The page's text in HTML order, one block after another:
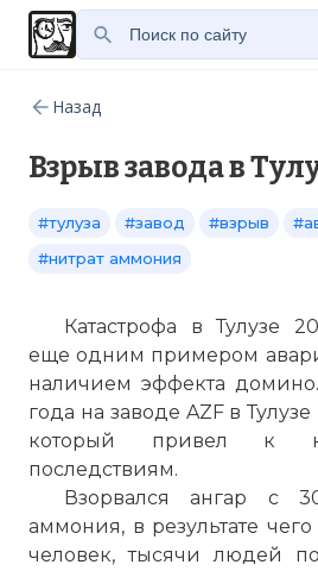
Назад
Взрыв завода в
#тулуза #завод #взрыв
#нитрат аммония
Катастрофа в Тулузе
еще одним примером
наличием эффекта домино.
года на заводе AZF в
который привел к
последствиям.
Взорвался ангар с
аммония, в результате
человек, тысячи людей